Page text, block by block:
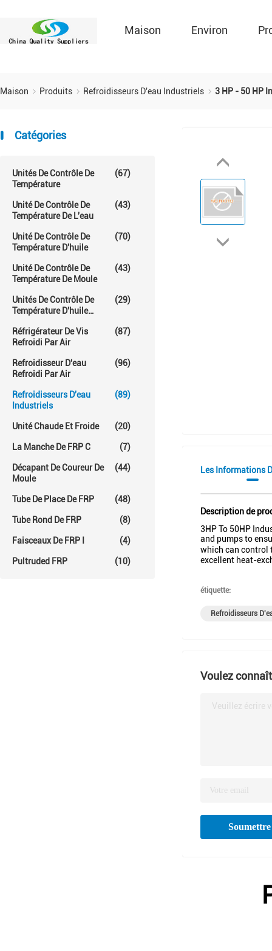
Maison Environ
Maison Produits Refroidisseurs D'eau Industriels 3 HP - 50 HP
Catégories
Unités De Contrôle De
Température
(67)
Unité De Contrôle De
Température De L'eau
(43)
Unité De Contrôle De
Température D'huile
(70)
Unité De Contrôle De
Température De Moule
(43)
Unités De Contrôle De
Température D'huile
(29)
Réfrigérateur De Vis
Refroidi Par Air
(87)
Refroidisseur D'eau
Refroidi Par Air
(96)
Refroidisseurs D'eau
Industriels
(89)
Unité Chaude Et Froide (20)
La Manche De FRP C (7)
Décapant De Coureur De
Moule
(44)
Tube De Place De FRP (48)
Tube Rond De FRP (8)
Faisceaux De FRP I (4)
Pultruded FRP (10)
Les Informations
Description de
3HP To 50HP
and pumps to
which can control
excellent heat-
étiquette:
Refroidisseurs
Voulez
Veuillez écrire
Soumettre